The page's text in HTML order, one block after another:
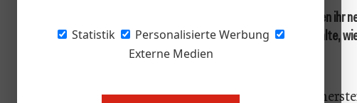
Statistik
Personalisierte Werbung
Externe Medien
Krems. Die Tourismusschulen HLF Krems stellten
Lehrplanreform wurden neue und moderne Inhalte,
das Ausbildungsangebot aufgenommen
Tourismusberufe zählen zu den